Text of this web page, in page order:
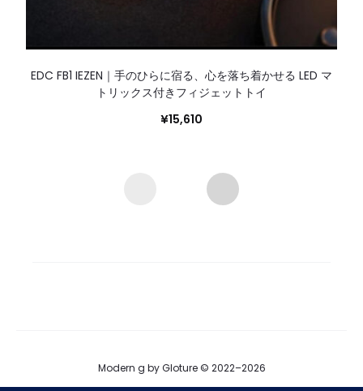
EDC FB1 IEZEN｜手のひらに宿る、心を落ち着かせる LED マ
トリックス付きフィジェットトイ
¥15,610
Modern g by Gloture © 2022–2026